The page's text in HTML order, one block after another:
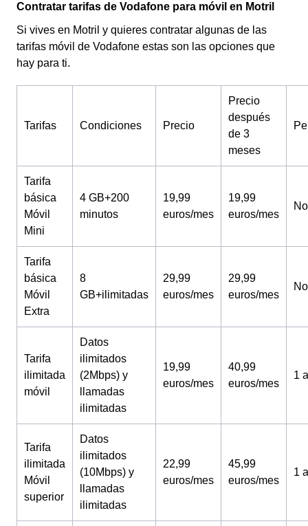
Contratar tarifas de Vodafone para móvil en Motril
Si vives en Motril y quieres contratar algunas de las
tarifas móvil de Vodafone estas son las opciones que
hay para ti.
Tarifas Condiciones Precio
Precio
después
de 3
meses
Tarifa
básica
Móvil
Mini
4 GB+200
minutos
19,99
euros/mes
19,99
euros/mes
No
Tarifa
básica
Móvil
Extra
8
GB+ilimitadas
29,99
euros/mes
29,99
euros/mes
No
Tarifa
ilimitada
móvil
Datos
ilimitados
(2Mbps) y
llamadas
ilimitadas
19,99
euros/mes
40,99
euros/mes
1
Tarifa
ilimitada
Móvil
superior
Datos
ilimitados
(10Mbps) y
llamadas
ilimitadas
22,99
euros/mes
45,99
euros/mes
1